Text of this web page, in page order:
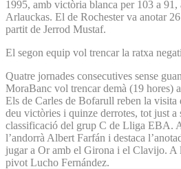
1995, amb victòria blanca per 103 a
Arlauckas. El de Rochester va anotar
partit de Jerrod Mustaf.
El segon equip vol trencar la ratxa
Quatre jornades consecutives sense
MoraBanc vol trencar demà (19 hores)
Els de Carles de Bofarull reben la visita
deu victòries i quinze derrotes, tot just a
classificació del grup C de Lliga EBA.
l’andorrà Albert Farfán i destaca
jugar a Or amb el Girona i el Clavijo. A
pivot Lucho Fernández.